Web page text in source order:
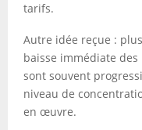
tarifs.
Autre idée reçue :
baisse immédiate
sont souvent
niveau de
en œuvre.